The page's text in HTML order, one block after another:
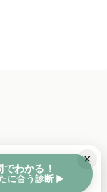
Reserved.
×
でわかる！
に合う診断 ▶